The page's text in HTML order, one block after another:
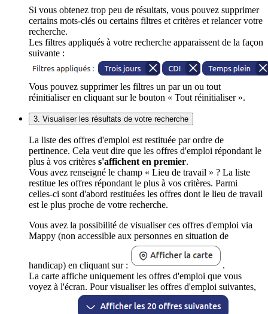
Si vous obtenez trop peu de résultats, vous pouvez supprimer
certains mots-clés ou certains filtres et critères et relancer votre
recherche.
Les filtres appliqués à votre recherche apparaissent de la façon
suivante :
Vous pouvez supprimer les filtres un par un ou tout
réinitialiser en cliquant sur le bouton « Tout réinitialiser ».
3. Visualiser les résultats de votre recherche
La liste des offres d'emploi est restituée par ordre de
pertinence. Cela veut dire que les offres d'emploi répondant le
plus à vos critères s'affichent en premier.
Vous avez renseigné le champ « Lieu de travail » ? La liste
restitue les offres répondant le plus à vos critères. Parmi
celles-ci sont d'abord restituées les offres dont le lieu de travail
est le plus proche de votre recherche.
Vous avez la possibilité de visualiser ces offres d'emploi via
Mappy (non accessible aux personnes en situation de
handicap) en cliquant sur :
.
La carte affiche uniquement les offres d'emploi que vous
voyez à l'écran. Pour visualiser les offres d'emploi suivantes,